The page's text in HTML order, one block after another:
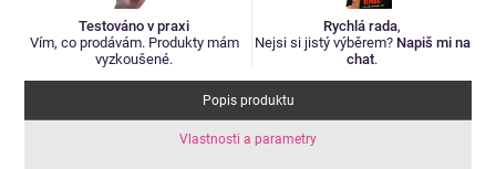
Testováno v praxi
Vím, co prodávám. Produkty mám
vyzkoušené.
Rychlá rada,
Nejsi si jistý výběrem? Napiš mi na
chat.
Popis produktu
Vlastnosti a parametry